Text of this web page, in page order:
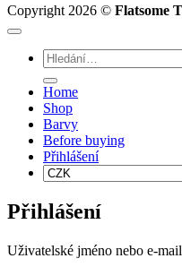
Copyright 2026 © Flatsome
Hledat:
Home
Shop
Barvy
Before buying
Přihlášení
Přihlášení
Uživatelské jméno nebo e-mail